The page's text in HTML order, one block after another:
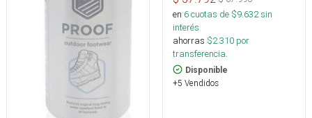
en 6cuotas de $9.632sin
interés
ahorras $2.310 por
transferencia.
Disponible
+5 Vendidos